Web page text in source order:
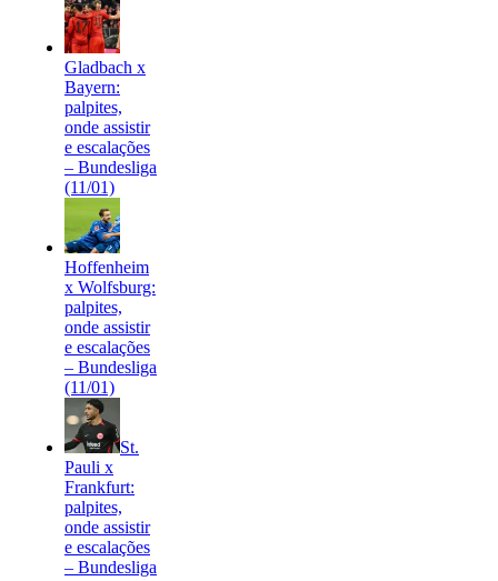
Gladbach x
Bayern:
palpites,
onde assistir
e escalações
– Bundesliga
(11/01)
Hoffenheim
x Wolfsburg:
palpites,
onde assistir
e escalações
– Bundesliga
(11/01)
St.
Pauli x
Frankfurt:
palpites,
onde assistir
e escalações
– Bundesliga